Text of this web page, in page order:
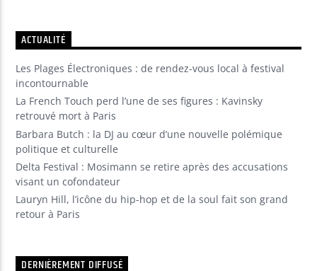
ACTUALITÉ
Les Plages Électroniques : de rendez-vous local à festival
incontournable
La French Touch perd l’une de ses figures : Kavinsky
retrouvé mort à Paris
Barbara Butch : la DJ au cœur d’une nouvelle polémique
politique et culturelle
Delta Festival : Mosimann se retire après des accusations
visant un cofondateur
Lauryn Hill, l’icône du hip-hop et de la soul fait son grand
retour à Paris
DERNIÈREMENT DIFFUSÉ